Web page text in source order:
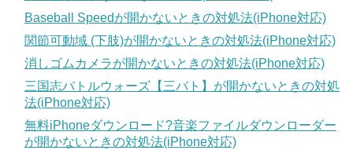
Baseball Speedが開かないときの対処法(iPhone対応)
関節可動域 (下肢)が開かないときの対処法(iPhone対応)
消しゴムカメラが開かないときの対処法(iPhone対応)
三国志バトルウォーズ【三バト】が開かないときの対処
法(iPhone対応)
無料iPhoneダウンロード?音楽ファイルダウンローダー
が開かないときの対処法(iPhone対応)